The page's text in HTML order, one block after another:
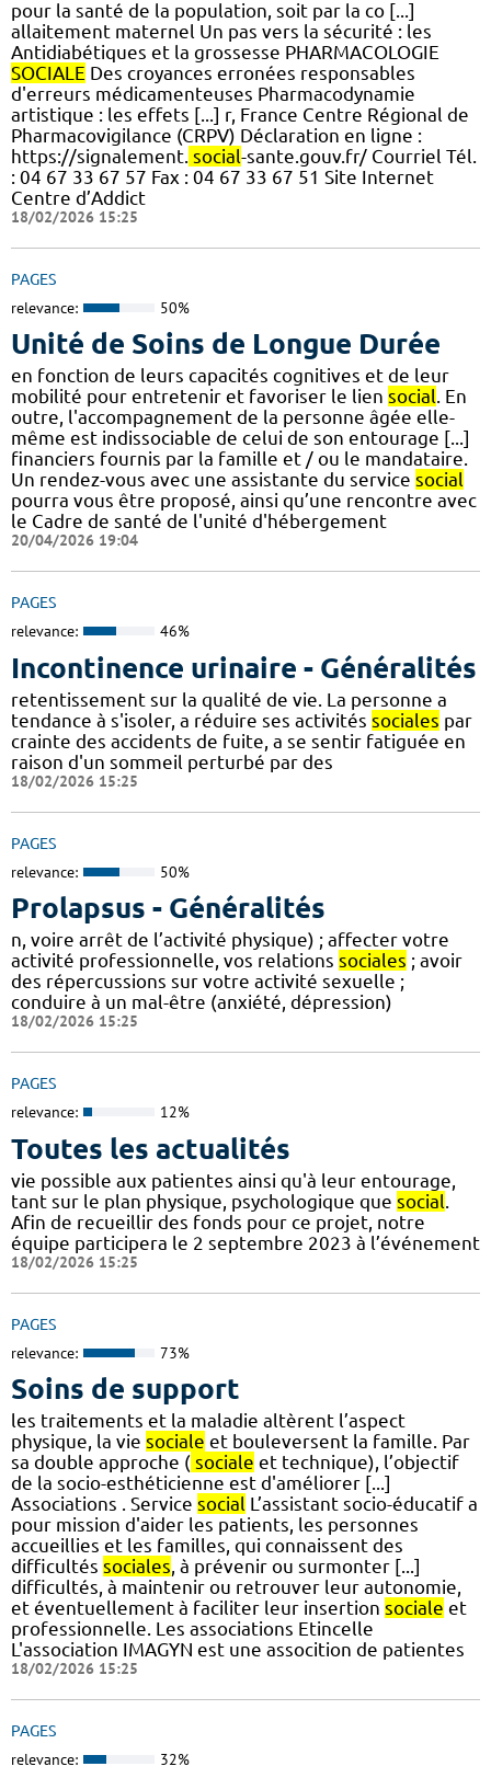
pour la santé de la population, soit par la co [...]
allaitement maternel Un pas vers la sécurité : les
Antidiabétiques et la grossesse PHARMACOLOGIE
SOCIALE Des croyances erronées responsables
d'erreurs médicamenteuses Pharmacodynamie
artistique : les effets [...] r, France Centre Régional de
Pharmacovigilance (CRPV) Déclaration en ligne :
https://signalement. social-sante.gouv.fr/ Courriel Tél.
: 04 67 33 67 57 Fax : 04 67 33 67 51 Site Internet
Centre d’Addict
18/02/2026 15:25
PAGES
relevance: 50%
Unité de Soins de Longue Durée
en fonction de leurs capacités cognitives et de leur
mobilité pour entretenir et favoriser le lien social. En
outre, l'accompagnement de la personne âgée elle-
même est indissociable de celui de son entourage [...]
financiers fournis par la famille et / ou le mandataire.
Un rendez-vous avec une assistante du service social
pourra vous être proposé, ainsi qu’une rencontre avec
le Cadre de santé de l'unité d'hébergement
20/04/2026 19:04
PAGES
relevance: 46%
Incontinence urinaire - Généralités
retentissement sur la qualité de vie. La personne a
tendance à s'isoler, a réduire ses activités sociales par
crainte des accidents de fuite, a se sentir fatiguée en
raison d'un sommeil perturbé par des
18/02/2026 15:25
PAGES
relevance: 50%
Prolapsus - Généralités
n, voire arrêt de l’activité physique) ; affecter votre
activité professionnelle, vos relations sociales ; avoir
des répercussions sur votre activité sexuelle ;
conduire à un mal-être (anxiété, dépression)
18/02/2026 15:25
PAGES
relevance: 12%
Toutes les actualités
vie possible aux patientes ainsi qu'à leur entourage,
tant sur le plan physique, psychologique que social.
Afin de recueillir des fonds pour ce projet, notre
équipe participera le 2 septembre 2023 à l’événement
18/02/2026 15:25
PAGES
relevance: 73%
Soins de support
les traitements et la maladie altèrent l’aspect
physique, la vie sociale et bouleversent la famille. Par
sa double approche ( sociale et technique), l’objectif
de la socio-esthéticienne est d'améliorer [...]
Associations . Service social L’assistant socio-éducatif a
pour mission d'aider les patients, les personnes
accueillies et les familles, qui connaissent des
difficultés sociales, à prévenir ou surmonter [...]
difficultés, à maintenir ou retrouver leur autonomie,
et éventuellement à faciliter leur insertion sociale et
professionnelle. Les associations Etincelle
L'association IMAGYN est une assocition de patientes
18/02/2026 15:25
PAGES
relevance: 32%